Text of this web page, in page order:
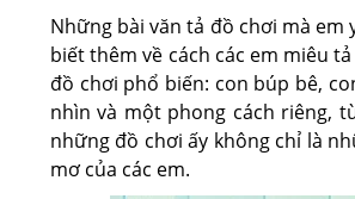
Những bài văn tả đồ chơi mà
biết thêm về cách các em miêu
đồ chơi phổ biến: con búp bê,
nhìn và một phong cách riêng,
những đồ chơi ấy không chỉ là
mơ của các em.